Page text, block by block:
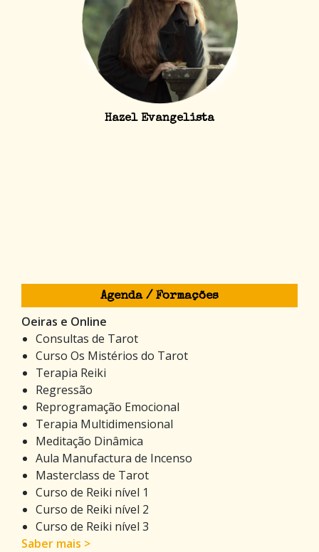
Hazel Evangelista
Agenda / Formações
Oeiras e Online
Consultas de Tarot
Curso Os Mistérios do Tarot
Terapia Reiki
Regressão
Reprogramação Emocional
Terapia Multidimensional
Meditação Dinâmica
Aula Manufactura de Incenso
Masterclass de Tarot
Curso de Reiki nível 1
Curso de Reiki nível 2
Curso de Reiki nível 3
Saber mais >